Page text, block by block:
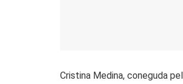
Cristina Medina, coneguda